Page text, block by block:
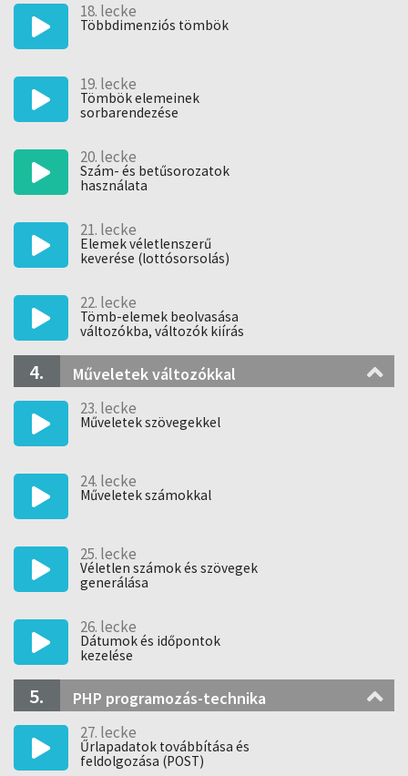
18. lecke
Többdimenziós tömbök
19. lecke
Tömbök elemeinek
sorbarendezése
20. lecke
Szám- és betűsorozatok
használata
21. lecke
Elemek véletlenszerű
keverése (lottósorsolás)
22. lecke
Tömb-elemek beolvasása
változókba, változók kiírás
4. Műveletek változókkal
23. lecke
Műveletek szövegekkel
24. lecke
Műveletek számokkal
25. lecke
Véletlen számok és szövegek
generálása
26. lecke
Dátumok és időpontok
kezelése
5. PHP programozás-technika
27. lecke
Űrlapadatok továbbítása és
feldolgozása (POST)